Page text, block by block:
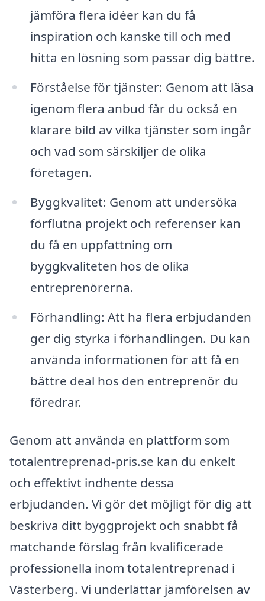
jämföra flera idéer kan du få
inspiration och kanske till och med
hitta en lösning som passar dig bättre.
Förståelse för tjänster: Genom att läsa
igenom flera anbud får du också en
klarare bild av vilka tjänster som ingår
och vad som särskiljer de olika
företagen.
Byggkvalitet: Genom att undersöka
förflutna projekt och referenser kan
du få en uppfattning om
byggkvaliteten hos de olika
entreprenörerna.
Förhandling: Att ha flera erbjudanden
ger dig styrka i förhandlingen. Du kan
använda informationen för att få en
bättre deal hos den entreprenör du
föredrar.
Genom att använda en plattform som
totalentreprenad-pris.se kan du enkelt
och effektivt indhente dessa
erbjudanden. Vi gör det möjligt för dig att
beskriva ditt byggprojekt och snabbt få
matchande förslag från kvalificerade
professionella inom totalentreprenad i
Västerberg. Vi underlättar jämförelsen av